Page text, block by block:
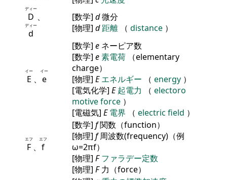
D
ディー
、
d
ディー
[数学] d微分
[物理] d距離 （ distance ）
E
イー
、 e
イー
[数学] e ネーピア数
[数学] e素電荷
（elementary
charge）
[物理] E エネルギー （ energy ）
[電気化学] E 起電力 （ electoro
motive force ）
[電磁気] E 電界 （ electric field ）
F
エフ
、 f
エフ
[数学] f関数（function）
[物理] f周波数(frequency)（例
ω=2πf）
[物理] F ファラデー定数
[物理] F力（force）